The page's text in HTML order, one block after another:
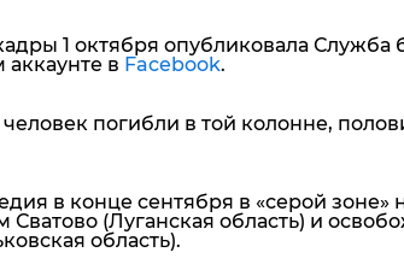
1 октября опубликовала Служба
в Facebook.
погибли в той колонне,
в конце сентября в «серой зоне»
Сватово (Луганская область) и
область).